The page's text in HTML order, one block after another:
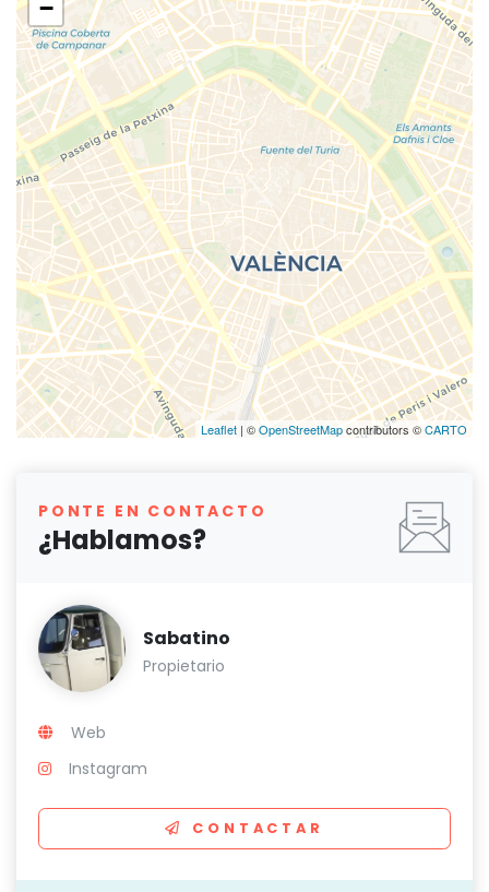
−
Leaflet | ©OpenStreetMapcontributors ©CARTO
PONTE EN CONTACTO
¿Hablamos?
Sabatino
Propietario
Web
Instagram
CONTACTAR